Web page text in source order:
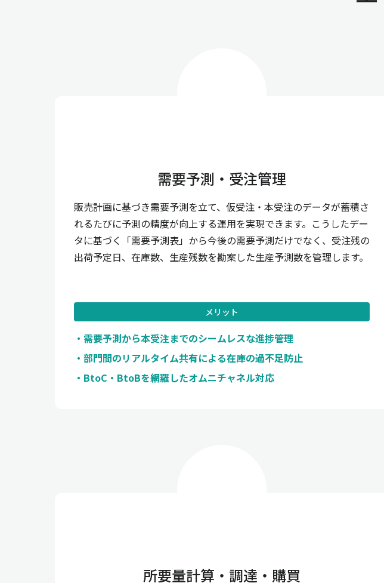
需要予測・受注管理
販売計画に基づき需要予測を立て、仮受注・本受注のデータが蓄積さ
れるたびに予測の精度が向上する運用を実現できます。こうしたデー
タに基づく「需要予測表」から今後の需要予測だけでなく、受注残の
出荷予定日、在庫数、生産残数を勘案した生産予測数を管理します。
メリット
需要予測から本受注までのシームレスな進捗管理
部門間のリアルタイム共有による在庫の過不足防止
BtoC・BtoBを網羅したオムニチャネル対応
所要量計算・調達・購買